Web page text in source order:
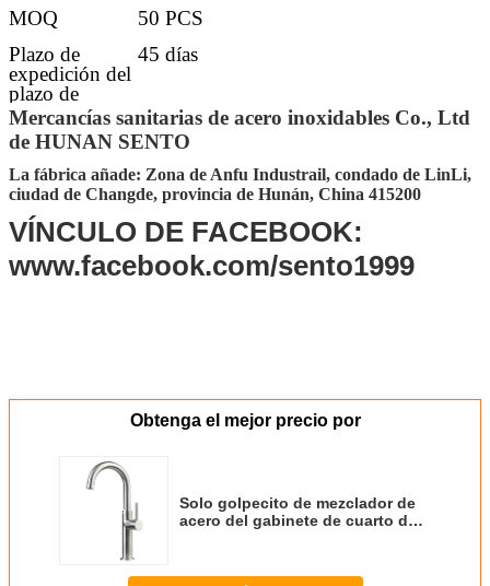
MOQ
50 PCS
Plazo de
expedición del
plazo de
ejecución
45 días
Detalles de la
entrega
30-45 días después de conseguir el
depósito
Puerto del
MANDO
Changsha, Shenzhen, Guangzhou,
Foshan
Embalaje
El embalar estándar del cartón de la
exportación (el otro requisito que embala
Mercancías sanitarias de acero inoxidables Co., Ltd
de HUNAN SENTO
La fábrica añade: Zona de Anfu Industrail, condado de LinLi,
ciudad de Changde, provincia de Hunán, China 415200
VÍNCULO DE FACEBOOK:
www.facebook.com/sento1999
Obtenga el mejor precio por
Solo golpecito de mezclador de
acero del gabinete de cuarto de
sanitarias